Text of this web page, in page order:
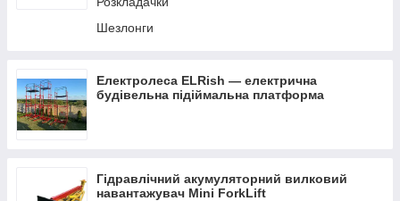
Шезлонги
Електролеса ELRish — електрична
будівельна підіймальна платформа
Гідравлічний акумуляторний вилковий
навантажувач Mini ForkLift